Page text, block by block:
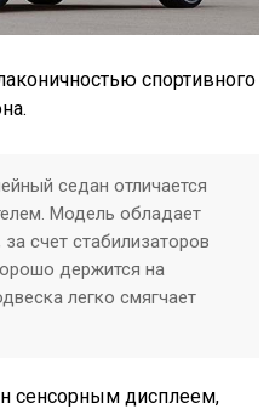
спортивного
седан отличается
Модель обладает
счет стабилизаторов
держится на
легко смягчает
сенсорным дисплеем,